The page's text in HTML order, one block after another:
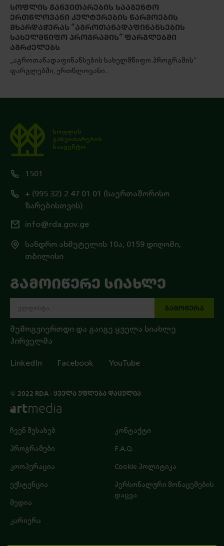
ᲡᲝᲤᲚᲘᲡ ᲒᲐᲜᲕᲘᲗᲐᲠᲔᲑᲘᲡ ᲡᲐᲐᲒᲔᲜᲢᲝ
ᲔᲠᲗᲬᲚᲝᲕᲐᲜᲘ ᲙᲣᲚᲢᲣᲠᲔᲑᲘᲡ ᲬᲐᲠᲛᲝᲔᲑᲘᲡ
ᲛᲮᲐᲠᲓᲐᲭᲔᲠᲐᲡ “ᲐᲒᲠᲝᲗᲐᲜᲐᲓᲐᲤᲘᲜᲐᲜᲡᲔᲑᲘᲡ
ᲡᲐᲮᲔᲚᲛᲬᲘᲤᲝ ᲞᲠᲝᲒᲠᲐᲛᲘᲡ” ᲤᲐᲠᲒᲚᲔᲑᲨᲘ
ᲐᲒᲠᲫᲔᲚᲔᲑᲡ
„აგროთანადაფინანსების სახელმწიფო პროგრამის“
ფარგლებში, ერთწლოვანი...
სოფლის
განვითარების
სააგენტო
1501
+ (995 32) 2 47 01 01 (საერთაშორისო
ზარებისთვის)
info@rda.gov.ge
სანდრო ახმეტელის 10ა, 0159 დიღომი,
თბილისი
ჩვენ შესახებ
პროგრამები
კოოპერაცია
ექსტენცია
მედია
კარიერა
კონტაქტი
F.A.Q.
Cookie პოლიტიკა
პერსონალური მონაცემების
დაცვა
ᲒᲐᲛᲝᲘᲬᲔᲠᲔ ᲡᲘᲐᲮᲚᲔ
ᲒᲐᲛᲝᲬᲔᲠᲐ
შემოგვიერთდი და გაიგე ყველა სიახლე
პირველმა
LinkedIn Facebook YouTube
© 2022 RDA - ᲧᲕᲔᲚᲐ ᲣᲤᲚᲔᲑᲐ ᲓᲐᲪᲣᲚᲘᲐ